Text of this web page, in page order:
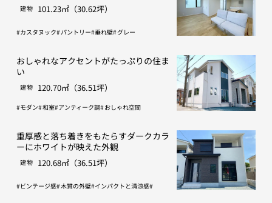
建物 101.23㎡（30.62坪）
カスタヌック パントリー 垂れ壁 グレー
おしゃれなアクセントがたっぷりの住ま
い
建物 120.70㎡（36.51坪）
モダン 和室 アンティーク調 おしゃれ空間
重厚感と落ち着きをもたらすダークカラ
ーにホワイトが映えた外観
建物 120.68㎡（36.51坪）
ビンテージ感 木質の外壁 インパクトと清涼感